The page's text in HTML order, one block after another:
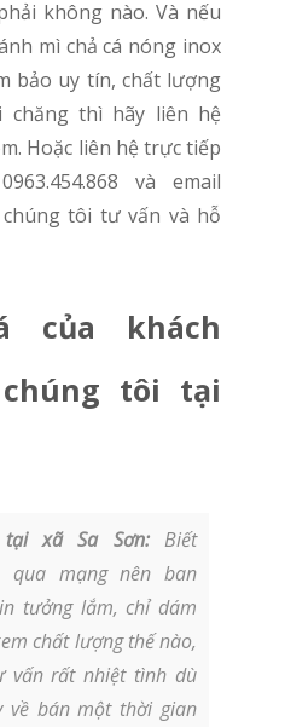
không nào. Và nếu
mì chả cá nóng inox
bảo uy tín, chất lượng
chăng thì hãy liên hệ
Hoặc liên hệ trực tiếp
và email
tôi tư vấn và hỗ
của khách
tôi tại
tại xã Sa Sơn:Biết
qua mạng nên ban
tưởng lắm, chỉ dám
chất lượng thế nào,
vấn rất nhiệt tình dù
về bán một thời gian